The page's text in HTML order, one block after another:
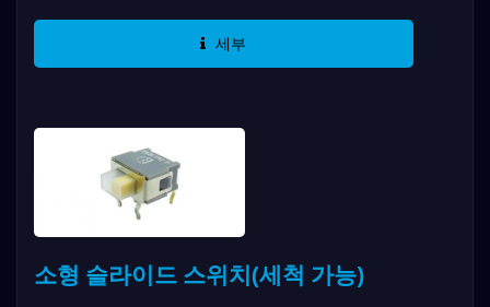
로로, 직각, 수직 또는 수직...
세부
소형 슬라이드 스위치(세척 가능)